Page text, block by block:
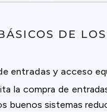
DE
entradas y acceso
la compra de
buenos sistemas
Queue-